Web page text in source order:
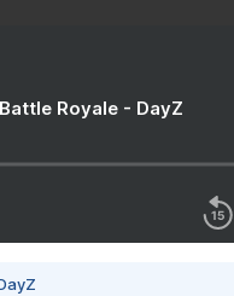
Royale - DayZ